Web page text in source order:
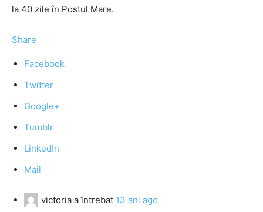
la 40 zile în Postul Mare.
Share
Facebook
Twitter
Google+
Tumblr
LinkedIn
Mail
victoria a întrebat 13 ani ago